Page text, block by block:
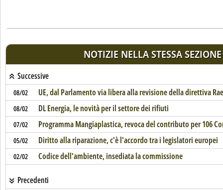
NOTIZIE NELLA STESSA SEZIONE
Successive
08/02 UE, dal Parlamento via libera alla revisione della direttiva
08/02 DL Energia, le novità per il settore dei rifiuti
07/02 Programma Mangiaplastica, revoca del contributo per 106
05/02 Diritto alla riparazione, c'è l'accordo tra i legislatori europei
02/02 Codice dell'ambiente, insediata la commissione
Precedenti